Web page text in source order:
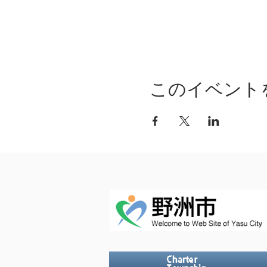
このイベント